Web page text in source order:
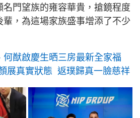
名門望族的雍容華貴，搶鏡程度
，為這場家族盛事增添了不少
何猷啟慶生晒三房最新全家福
展真實狀態 返璞歸真一臉慈祥